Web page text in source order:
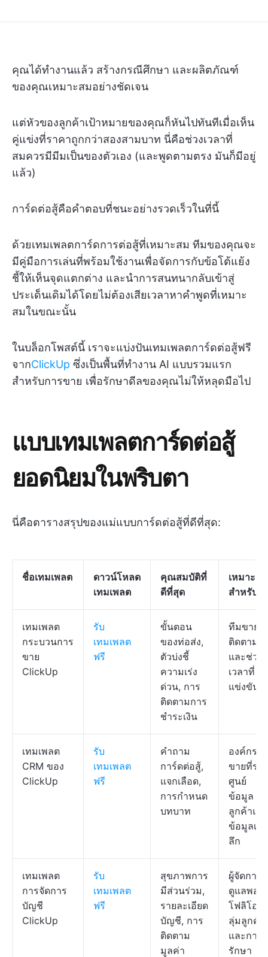
คุณได้ทำงานแล้ว สร้างกรณีศึกษา และผลิตภัณฑ์
ของคุณเหมาะสมอย่างชัดเจน
แต่หัวของลูกค้าเป้าหมายของคุณก็หันไปทันทีเมื่อเห็น
คู่แข่งที่ราคาถูกกว่าสองสามบาท นี่คือช่วงเวลาที่
สมควรมีมีมเป็นของตัวเอง (และพูดตามตรง มันก็มีอยู่
แล้ว)
การ์ดต่อสู้คือคำตอบที่ชนะอย่างรวดเร็วในที่นี้
ด้วยเทมเพลตการ์ดการต่อสู้ที่เหมาะสม ทีมของคุณจะ
มีคู่มือการเล่นที่พร้อมใช้งานเพื่อจัดการกับข้อโต้แย้ง
ชี้ให้เห็นจุดแตกต่าง และนำการสนทนากลับเข้าสู่
ประเด็นเดิมได้โดยไม่ต้องเสียเวลาหาคำพูดที่เหมาะ
สมในขณะนั้น
ในบล็อกโพสต์นี้ เราจะแบ่งปันเทมเพลตการ์ดต่อสู้ฟรี
จากClickUp ซึ่งเป็นพื้นที่ทำงาน AI แบบรวมแรก
สำหรับการขาย เพื่อรักษาดีลของคุณไม่ให้หลุดมือไป
แบบเทมเพลตการ์ดต่อสู้
ยอดนิยมในพริบตา
นี่คือตารางสรุปของแม่แบบการ์ดต่อสู้ที่ดีที่สุด:
ชื่อเทมเพลต
ดาวน์โหลด
เทมเพลต
คุณสมบัติที่
ดีที่สุด
เหมาะ
สำหรับ
เทมเพลต
กระบวนการ
ขาย
ClickUp
รับ
เทมเพลต
ฟรี
ขั้นตอน
ของท่อส่ง,
ตัวบ่งชี้
ความเร่ง
ด่วน, การ
ติดตามการ
ชำระเงิน
ทีมขายที่
ติดตามดี
และช่วง
เวลาที่
แข่งขัน
เทมเพลต
CRM ของ
ClickUp
รับ
เทมเพลต
ฟรี
คำถาม
การ์ดต่อสู้,
แจกเลือด,
การกำหนด
บทบาท
องค์กร
ขายที่รว
ศูนย์
ข้อมูล
ลูกค้าแล
ข้อมูลเชิง
ลึก
เทมเพลต
การจัดการ
บัญชี
ClickUp
รับ
เทมเพลต
ฟรี
สุขภาพการ
มีส่วนร่วม,
รายละเอียด
บัญชี, การ
ติดตาม
มูลค่า
ผู้จัดการที่
ดูแลพอร์
โฟลิโอก
ลุ่มลูกค้า
และการ
รักษา